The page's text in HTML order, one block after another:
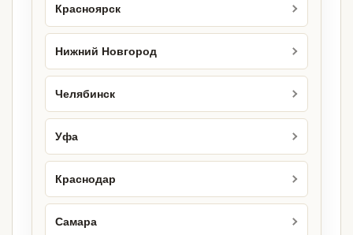
Красноярск
Нижний Новгород
Челябинск
Уфа
Краснодар
Самара